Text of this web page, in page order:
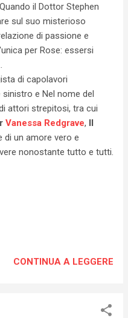
il Dottor Stephen
sul suo misterioso
di passione e
per Rose: essersi
di capolavori
e Nel nome del
attori strepitosi, tra cui
Vanessa Redgrave, Il
di un amore vero e
nonostante tutto e tutti.
CONTINUA A LEGGERE